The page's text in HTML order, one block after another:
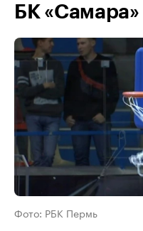
БК «Самара»
Фото: РБК Пермь